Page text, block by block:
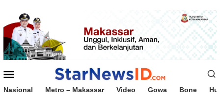
konten
Mobile
Nasional Metro – Makassar Video Gowa Bone